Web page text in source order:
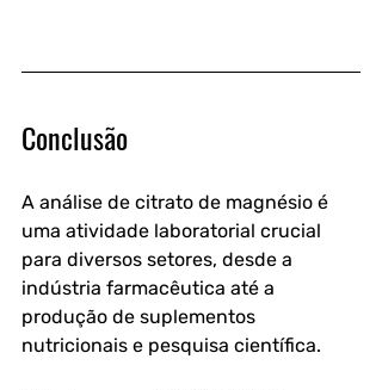
Conclusão
A análise de citrato de magnésio é
uma atividade laboratorial crucial
para diversos setores, desde a
indústria farmacêutica até a
produção de suplementos
nutricionais e pesquisa científica.